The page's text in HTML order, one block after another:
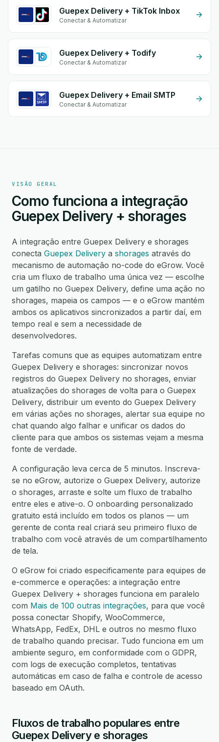
Guepex Delivery + TikTok Inbox
Conectar & Automatizar
Guepex Delivery + Todify
Conectar & Automatizar
Guepex Delivery + Email SMTP
Conectar & Automatizar
VISÃO GERAL
Como funciona a integração
Guepex Delivery + shorages
A integração entre Guepex Delivery e shorages
conecta Guepex Delivery a shorages através do
mecanismo de automação no-code do eGrow. Você
cria um fluxo de trabalho uma única vez — escolhe
um gatilho no Guepex Delivery, define uma ação no
shorages, mapeia os campos — e o eGrow mantém
ambos os aplicativos sincronizados a partir daí, em
tempo real e sem a necessidade de
desenvolvedores.
Tarefas comuns que as equipes automatizam entre
Guepex Delivery e shorages: sincronizar novos
registros do Guepex Delivery no shorages, enviar
atualizações do shorages de volta para o Guepex
Delivery, distribuir um evento do Guepex Delivery
em várias ações no shorages, alertar sua equipe no
chat quando algo falhar e unificar os dados do
cliente para que ambos os sistemas vejam a mesma
fonte de verdade.
A configuração leva cerca de 5 minutos. Inscreva-
se no eGrow, autorize o Guepex Delivery, autorize
o shorages, arraste e solte um fluxo de trabalho
entre eles e ative-o. O onboarding personalizado
gratuito está incluído em todos os planos — um
gerente de conta real criará seu primeiro fluxo de
trabalho com você através de um compartilhamento
de tela.
O eGrow foi criado especificamente para equipes de
e-commerce e operações: a integração entre
Guepex Delivery + shorages funciona em paralelo
com Mais de 100 outras integrações, para que você
possa conectar Shopify, WooCommerce,
WhatsApp, FedEx, DHL e outros no mesmo fluxo
de trabalho quando precisar. Tudo funciona em um
ambiente seguro, em conformidade com o GDPR,
com logs de execução completos, tentativas
automáticas em caso de falha e controle de acesso
baseado em OAuth.
Fluxos de trabalho populares entre
Guepex Delivery e shorages